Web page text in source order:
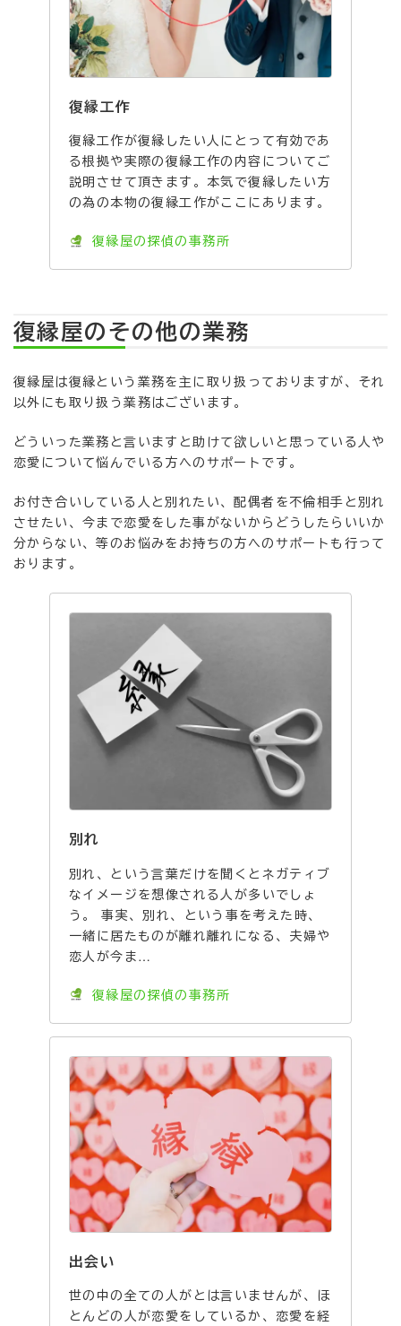
復縁工作
復縁工作が復縁したい人にとって有効であ
る根拠や実際の復縁工作の内容についてご
説明させて頂きます。本気で復縁したい方
の為の本物の復縁工作がここにあります。
復縁屋の探偵の事務所
復縁屋のその他の業務
復縁屋は復縁という業務を主に取り扱っておりますが、それ
以外にも取り扱う業務はございます。
どういった業務と言いますと助けて欲しいと思っている人や
恋愛について悩んでいる方へのサポートです。
お付き合いしている人と別れたい、配偶者を不倫相手と別れ
させたい、今まで恋愛をした事がないからどうしたらいいか
分からない、等のお悩みをお持ちの方へのサポートも行って
おります。
別れ
別れ、という言葉だけを聞くとネガティブ
なイメージを想像される人が多いでしょ
う。 事実、別れ、という事を考えた時、
一緒に居たものが離れ離れになる、夫婦や
恋人が今ま…
復縁屋の探偵の事務所
出会い
世の中の全ての人がとは言いませんが、ほ
とんどの人が恋愛をしているか、恋愛を経